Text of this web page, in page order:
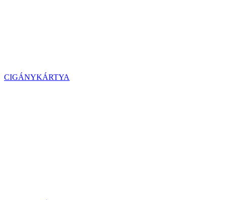
CIGÁNYKÁRTYA